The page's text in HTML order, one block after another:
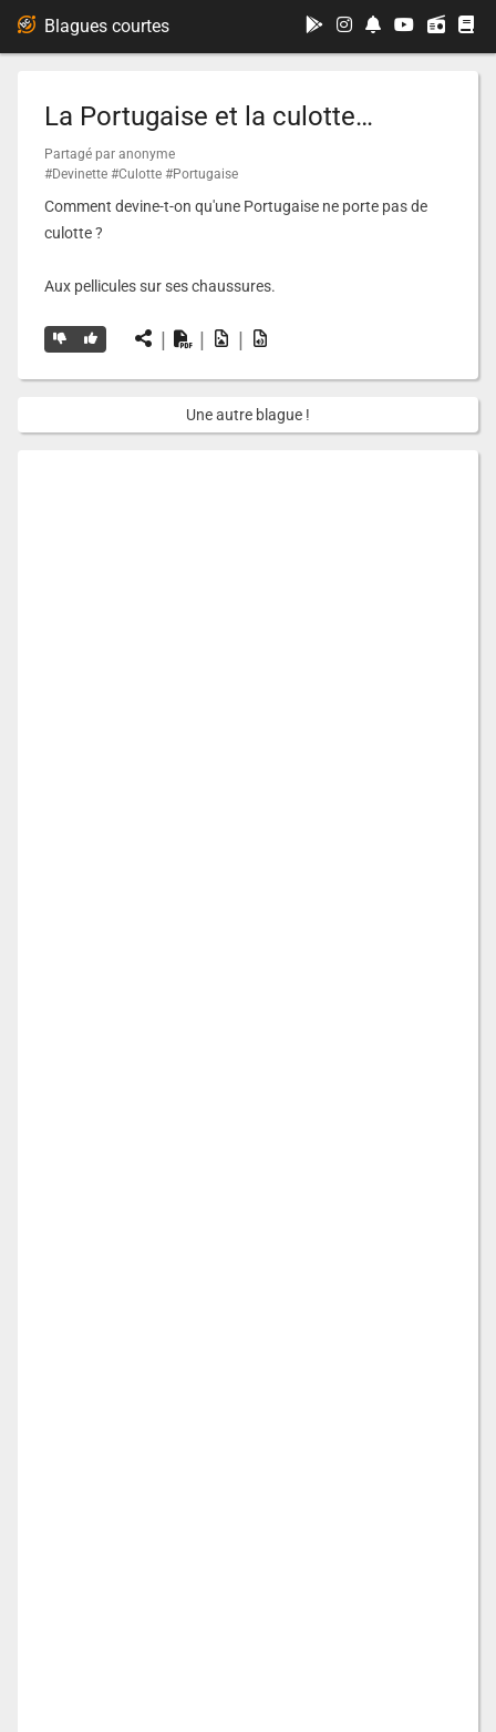
La Portugaise et la culotte…
Partagé par anonyme
#Devinette #Culotte #Portugaise
Comment devine-t-on qu'une Portugaise ne porte pas de
culotte ?
Aux pellicules sur ses chaussures.
| | |
Une autre blague !
Blagues courtes